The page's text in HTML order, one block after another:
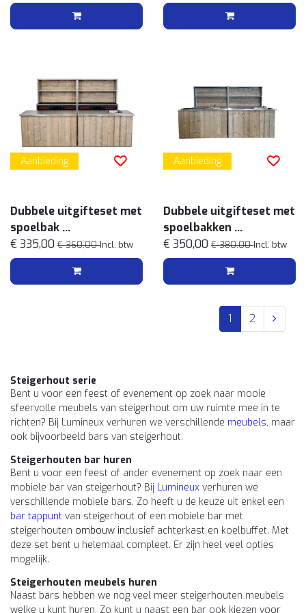
blad
Aanbieding
Dubbele uitgifteset met
spoelbak
Steigerhout met rvs
blad
€ 335,00 € 360,00Incl. btw
Aanbieding
Dubbele uitgifteset met
spoelbakken
Steigerhout met rvs
blad
€ 350,00 € 380,00Incl. btw
1 2
Steigerhout serie
Bent u voor een feest of evenement op zoek naar mooie
sfeervolle meubels van steigerhout om uw ruimte mee in te
richten? Bij Lumineux verhuren we verschillende meubels, maar
ook bijvoorbeeld bars van steigerhout.
Steigerhouten bar huren
Bent u voor een feest of ander evenement op zoek naar een
mobiele bar van steigerhout? Bij Lumineux verhuren we
verschillende mobiele bars. Zo heeft u de keuze uit enkel een
bar tappunt van steigerhout of een mobiele bar met
steigerhouten ombouw inclusief achterkast en koelbuffet. Met
deze set bent u helemaal compleet. Er zijn heel veel opties
mogelijk.
Steigerhouten meubels huren
Naast bars hebben we nog veel meer steigerhouten meubels
welke u kunt huren. Zo kunt u naast een bar ook kiezen voor